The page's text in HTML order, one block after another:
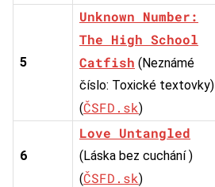
5
Unknown Number:
The High School
Catfish (Neznámé
číslo: Toxické textovky)
(ČSFD.sk)
6
Love Untangled
(Láska bez cuchání )
(ČSFD.sk)